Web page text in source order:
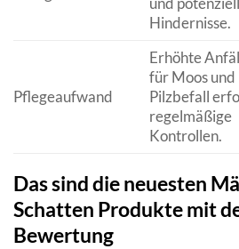
Hindernisse.
Pflegeaufwand
Erhöhte
für Moos und
Pilzbefall
regelmäßige
Kontrollen.
Das sind die neuesten
Schatten Produkte mit
Bewertung